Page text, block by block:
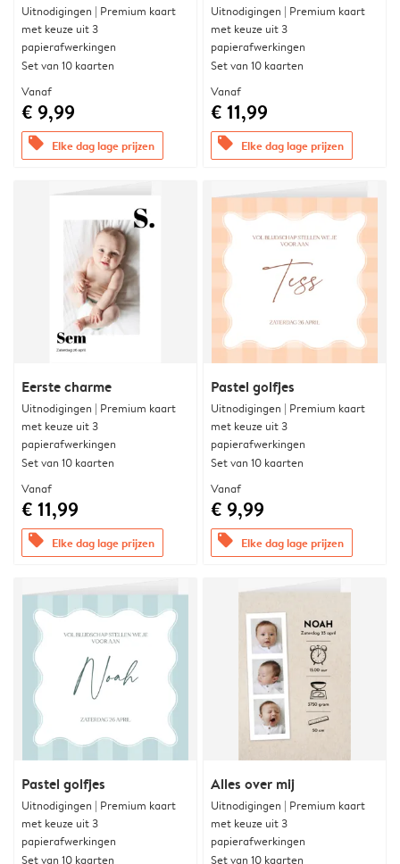
Uitnodigingen | Premium kaart
met keuze uit 3
papierafwerkingen
Set van 10 kaarten
Vanaf
€ 9,99
offers Elke dag lage prijzen
Uitnodigingen | Premium kaart
met keuze uit 3
papierafwerkingen
Set van 10 kaarten
Vanaf
€ 11,99
offers Elke dag lage prijzen
Eerste charme
Uitnodigingen | Premium kaart
met keuze uit 3
papierafwerkingen
Set van 10 kaarten
Vanaf
€ 11,99
offers Elke dag lage prijzen
Pastel golfjes
Uitnodigingen | Premium kaart
met keuze uit 3
papierafwerkingen
Set van 10 kaarten
Vanaf
€ 9,99
offers Elke dag lage prijzen
Pastel golfjes
Uitnodigingen | Premium kaart
met keuze uit 3
papierafwerkingen
Set van 10 kaarten
Alles over mij
Uitnodigingen | Premium kaart
met keuze uit 3
papierafwerkingen
Set van 10 kaarten